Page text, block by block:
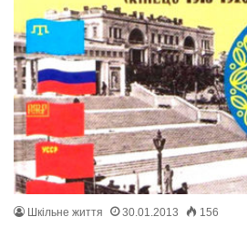
Шкільне життя 30.01.2013 156